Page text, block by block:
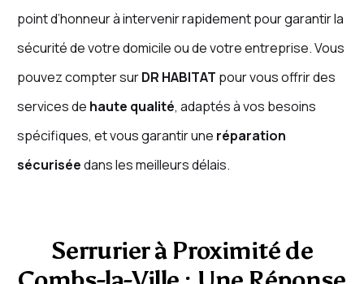
point d’honneur à intervenir rapidement pour garantir la
sécurité de votre domicile ou de votre entreprise. Vous
pouvez compter surDR HABITAT pour vous offrir des
services de haute qualité, adaptés à vos besoins
spécifiques, et vous garantir une réparation
sécuriséedans les meilleurs délais.
Serrurier à Proximité de